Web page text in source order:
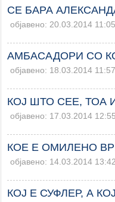
СЕ БАРА
објавено: 20.03.2014 11:05
АМБАСАДОРИ СО
објавено: 18.03.2014 11:57
КОЈ ШТО СЕЕ, ТОА
објавено: 17.03.2014 12:55
КОЕ Е ОМИЛЕНО
објавено: 14.03.2014 13:42
КОЈ Е СУФЛЕР, А